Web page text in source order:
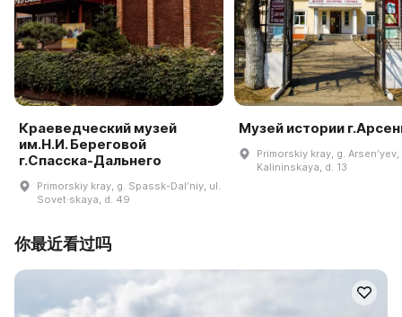
Краеведческий музей
им.Н.И. Береговой
г.Спасска-Дальнего
Primorskiy kray, g. Spassk-Dalʹniy, ul.
Sovet·skaya, d. 49
Музей истории
Primorskiy kray, g. Arsenʹyev,
Kalininskaya, d. 13
你最近看过吗